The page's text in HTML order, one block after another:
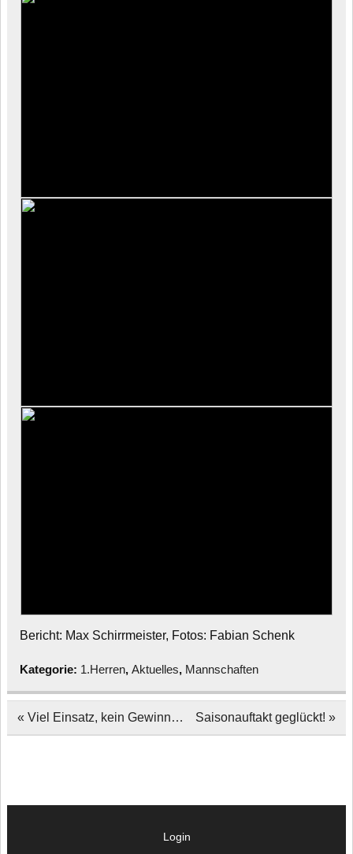
Bericht: Max Schirrmeister, Fotos: Fabian Schenk
Kategorie: 1.Herren, Aktuelles, Mannschaften
Beitragsnavigation
« Viel Einsatz, kein Gewinn… Saisonauftakt geglückt! »
Login